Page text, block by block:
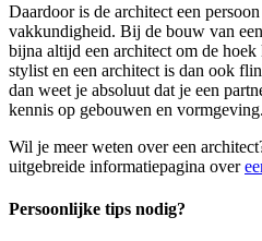
Daardoor is de architect een
vakkundigheid. Bij de bouw van
bijna altijd een architect om de
stylist en een architect is dan ook
dan weet je absoluut dat je een
kennis op gebouwen en vormgeving.
Wil je meer weten over een
uitgebreide informatiepagina over
Persoonlijke tips nodig?